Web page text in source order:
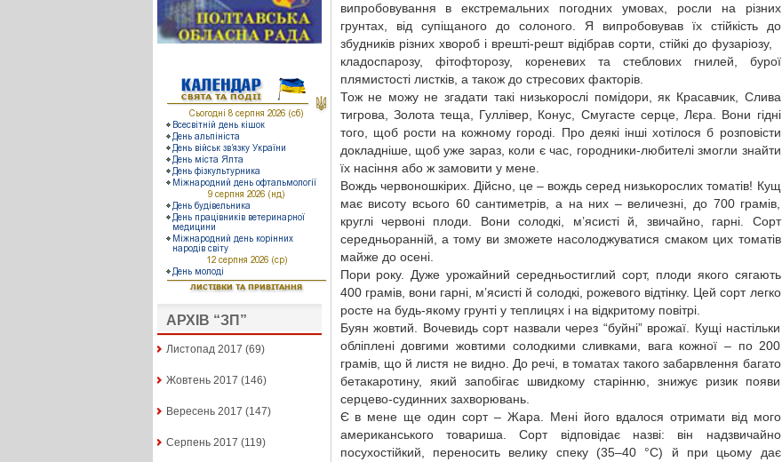
АРХІВ “ЗП”
Листопад 2017 (69)
Жовтень 2017 (146)
Вересень 2017 (147)
Серпень 2017 (119)
випробовування в екстремальних погодних умовах, росли на різних
грунтах, від супіщаного до солоного. Я випробовував їх стійкість до
збудників різних хвороб і врешті-решт відібрав сорти, стійкі до фузаріозу,
кладоспарозу, фітофторозу, кореневих та стеблових гнилей, бурої
плямистості листків, а також до стресових факторів.
Тож не можу не згадати такі низькорослі помідори, як Красавчик, Слива
тигрова, Золота теща, Гуллівер, Конус, Смугасте серце, Лєра. Вони гідні
того, щоб рости на кожному городі. Про деякі інші хотілося б розповісти
докладніше, щоб уже зараз, коли є час, городники-любителі змогли знайти
їх насіння або ж замовити у мене.
Вождь червоношкірих. Дійсно, це – вождь серед низькорослих томатів! Кущ
має висоту всього 60 сантиметрів, а на них – величезні, до 700 грамів,
круглі червоні плоди. Вони солодкі, м’ясисті й, звичайно, гарні. Сорт
середньоранній, а тому ви зможете насолоджуватися смаком цих томатів
майже до осені.
Пори року. Дуже урожайний середньостиглий сорт, плоди якого сягають
400 грамів, вони гарні, м’ясисті й солодкі, рожевого відтінку. Цей сорт легко
росте на будь-якому грунті у теплицях і на відкритому повітрі.
Буян жовтий. Вочевидь сорт назвали через “буйні” врожаї. Кущі настільки
обліплені довгими жовтими солодкими сливками, вага кожної – по 200
грамів, що й листя не видно. До речі, в томатах такого забарвлення багато
бетакаротину, який запобігає швидкому старінню, знижує ризик появи
серцево-судинних захворювань.
Є в мене ще один сорт – Жара. Мені його вдалося отримати від мого
американського товариша. Сорт відповідає назві: він надзвичайно
посухостійкий, переносить велику спеку (35–40 °С) й при цьому дає